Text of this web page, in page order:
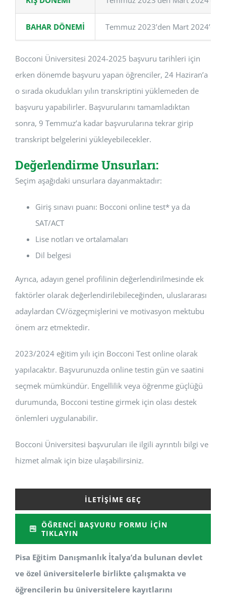
BAHAR DÖNEMİ Temmuz 2023’den Mart 2024’e
Bocconi Üniversitesi 2024-2025 başvuru tarihleri için
erken dönemde başvuru yapan öğrenciler, 24 Haziran’a
o sırada okudukları yılın transkriptini yüklemeden de
başvuru yapabilirler. Başvurularını tamamladıktan
sonra, 9 Temmuz’a kadar başvurularına tekrar girip
transkript belgelerini yükleyebilecekler.
Değerlendirme Unsurları:
Seçim aşağıdaki unsurlara dayanmaktadır:
Giriş sınavı puanı: Bocconi online test* ya da
SAT/ACT
Lise notları ve ortalamaları
Dil belgesi
Ayrıca, adayın genel profilinin değerlendirilmesinde ek
faktörler olarak değerlendirilebileceğinden, uluslararası
adaylardan CV/özgeçmişlerini ve motivasyon mektubu
önem arz etmektedir.
2023/2024 eğitim yılı için Bocconi Test online olarak
yapılacaktır. Başvurunuzda online testin gün ve saatini
seçmek mümkündür. Engellilik veya öğrenme güçlüğü
durumunda, Bocconi testine girmek için olası destek
önlemleri uygulanabilir.
Bocconi Üniversitesi başvuruları ile ilgili ayrıntılı bilgi ve
hizmet almak için bize ulaşabilirsiniz.
İLETIŞIME GEÇ
ÖĞRENCI BAŞVURU FORMU İÇIN
TIKLAYIN
Pisa Eğitim Danışmanlık İtalya’da bulunan devlet
ve özel üniversitelerle birlikte çalışmakta ve
öğrencilerin bu üniversitelere kayıtlarını